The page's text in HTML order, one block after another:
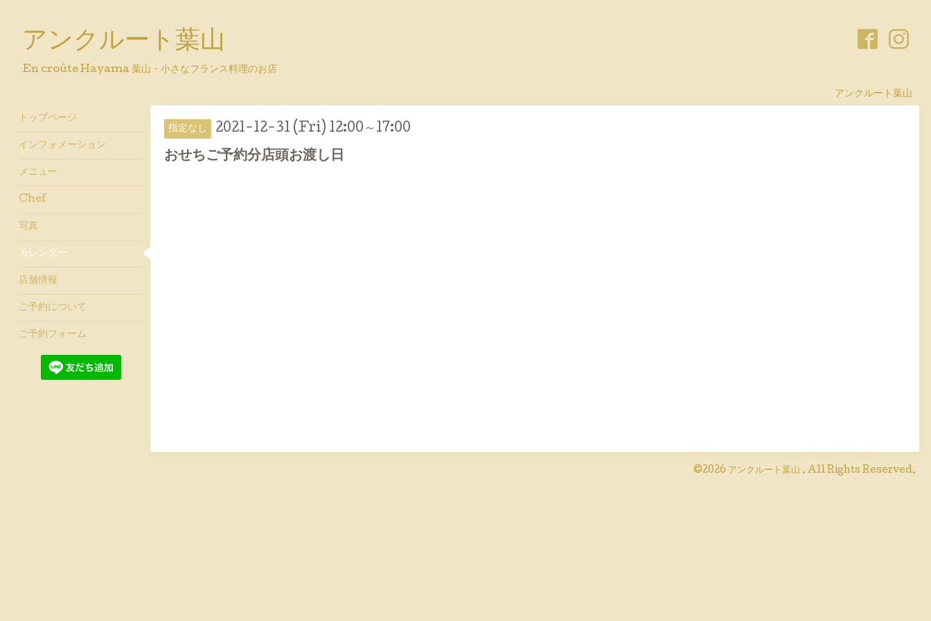
アンクルート葉山
En croûte Hayama 葉山・小さなフランス料理のお店
アンクルート葉山
指定なし 2021-12-31 (Fri) 12:00～17:00
おせちご予約分店頭お渡し日
©2026 アンクルート葉山 . All Rights Reserved.
トップページ
インフォメーション
メニュー
Chef
写真
カレンダー
店舗情報
ご予約について
ご予約フォーム